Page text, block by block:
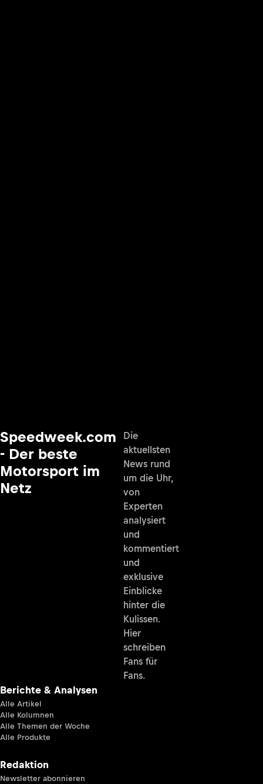
Speedweek.com
- Der beste
Motorsport im
Netz
Die
aktuellsten
News rund
um die Uhr,
von
Experten
analysiert
und
kommentiert
und
exklusive
Einblicke
hinter die
Kulissen.
Hier
schreiben
Fans für
Fans.
Berichte & Analysen
Alle Artikel
Alle Kolumnen
Alle Themen der Woche
Alle Produkte
Redaktion
Newsletter abonnieren